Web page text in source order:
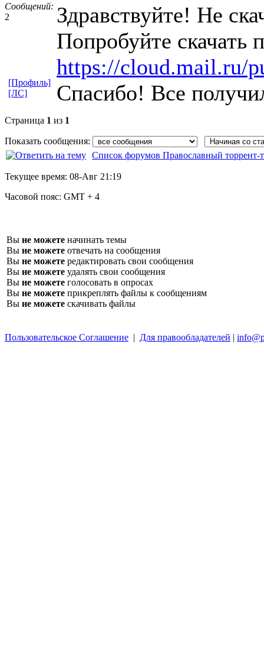
Сообщений:
2
Здравствуйте! Не
Попробуйте скачать
https://cloud.mail.ru/
Спасибо! Все
[Профиль]
[ЛС]
Страница 1 из 1
Показать сообщения:
Список форумов Православный торрент-
Текущее время: 08-Авг 21:19
Часовой пояс: GMT + 4
Вы не можете начинать темы
Вы не можете отвечать на сообщения
Вы не можете редактировать свои сообщения
Вы не можете удалять свои сообщения
Вы не можете голосовать в опросах
Вы не можете прикреплять файлы к сообщениям
Вы не можете скачивать файлы
Пользовательское Соглашение | Для правообладателей |